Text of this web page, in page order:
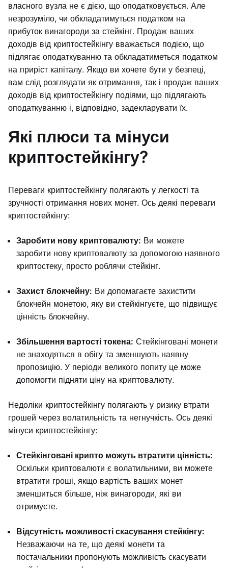
власного вузла не є дією, що оподатковується. Але
незрозуміло, чи обкладатимуться податком на
прибуток винагороди за стейкінг. Продаж ваших
доходів від криптостейкінгу вважається подією, що
підлягає оподаткуванню та обкладатиметься податком
на приріст капіталу. Якщо ви хочете бути у безпеці,
вам слід розглядати як отримання, так і продаж ваших
доходів від криптостейкінгу подіями, що підлягають
оподаткуванню і, відповідно, задекларувати їх.
Які плюси та мінуси
криптостейкінгу?
Переваги криптостейкінгу полягають у легкості та
зручності отримання нових монет. Ось деякі переваги
криптостейкінгу:
Заробити нову криптовалюту: Ви можете
заробити нову криптовалюту за допомогою наявного
криптостеку, просто роблячи стейкінг.
Захист блокчейну: Ви допомагаєте захистити
блокчейн монетою, яку ви стейкінгуєте, що підвищує
цінність блокчейну.
Збільшення вартості токена: Стейкінговані монети
не знаходяться в обігу та зменшують наявну
пропозицію. У періоди великого попиту це може
допомогти підняти ціну на криптовалюту.
Недоліки криптостейкінгу полягають у ризику втрати
грошей через волатильність та негнучкість. Ось деякі
мінуси криптостейкінгу:
Стейкінговані крипто можуть втратити цінність:
Оскільки криптовалюти є волатильними, ви можете
втратити гроші, якщо вартість ваших монет
зменшиться більше, ніж винагороди, які ви
отримуєте.
Відсутність можливості скасування стейкінгу:
Незважаючи на те, що деякі монети та
постачальники пропонують можливість скасувати